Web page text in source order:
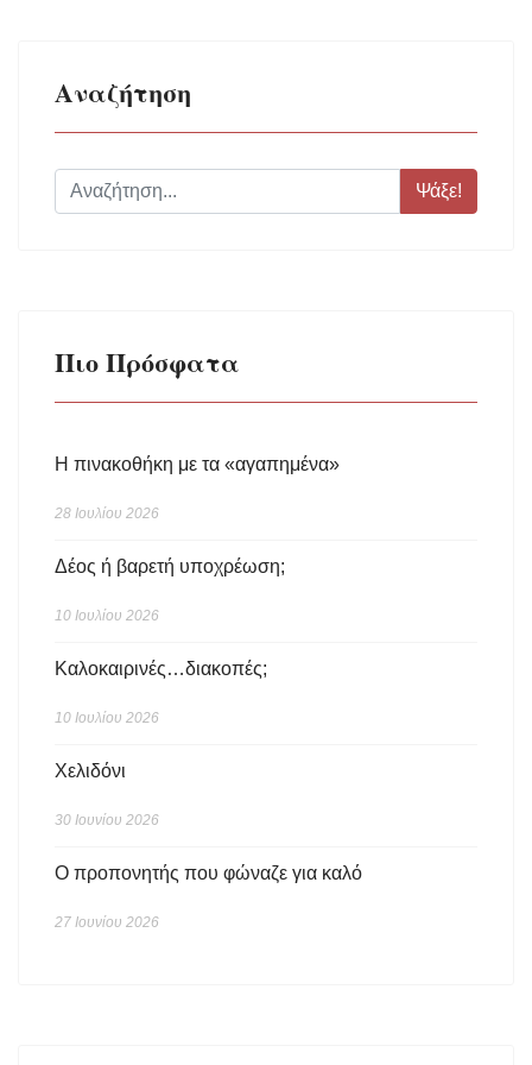
Αναζήτηση
Ψάξε!
Πιο Πρόσφατα
Η πινακοθήκη με τα «αγαπημένα»
28 Ιουλίου 2026
Δέος ή βαρετή υποχρέωση;
10 Ιουλίου 2026
Καλοκαιρινές…διακοπές;
10 Ιουλίου 2026
Χελιδόνι
30 Ιουνίου 2026
Ο προπονητής που φώναζε για καλό
27 Ιουνίου 2026